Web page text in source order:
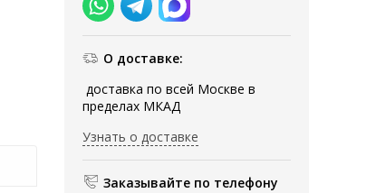
О доставке:
доставка по всей Москве в
пределах МКАД
Узнать о доставке
Заказывайте по телефону